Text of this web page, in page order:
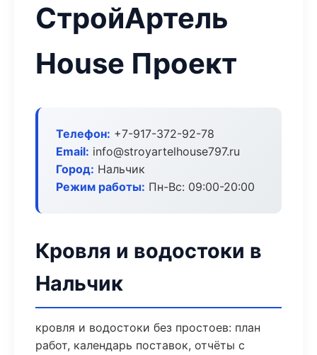
СтройАртель
House Проект
Телефон: +7-917-372-92-78
Email: info@stroyartelhouse797.ru
Город: Нальчик
Режим работы: Пн-Вс: 09:00-20:00
Кровля и водостоки в
Нальчик
кровля и водостоки без простоев: план
работ, календарь поставок, отчёты с